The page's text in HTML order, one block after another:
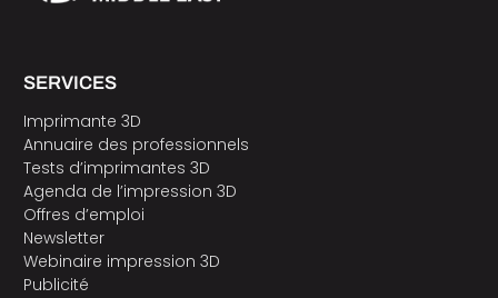
SERVICES
Imprimante 3D
Annuaire des professionnels
Tests d’imprimantes 3D
Agenda de l’impression 3D
Offres d’emploi
Newsletter
Webinaire impression 3D
Publicité